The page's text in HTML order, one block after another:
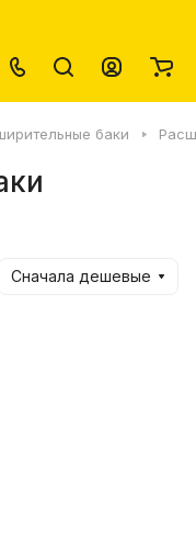
баки
Сначала дешевые